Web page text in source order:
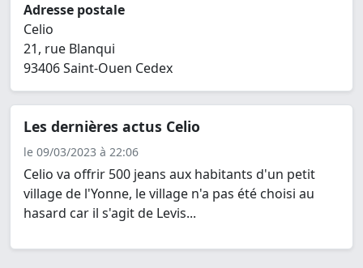
Adresse postale
Celio
21, rue Blanqui
93406 Saint-Ouen Cedex
Les dernières actus Celio
le 09/03/2023 à 22:06
Celio va offrir 500 jeans aux habitants d'un petit
village de l'Yonne, le village n'a pas été choisi au
hasard car il s'agit de Levis...